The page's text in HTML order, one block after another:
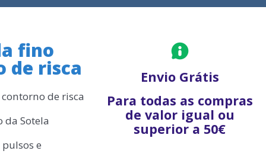
fino
de risca
de risca
da Sotela
e
Envio Grátis
Para todas as compras
de valor igual ou
superior a 50€